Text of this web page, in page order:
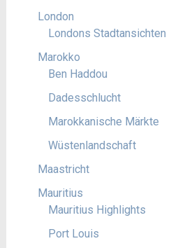
London
Londons Stadtansichten
Marokko
Ben Haddou
Dadesschlucht
Marokkanische Märkte
Wüstenlandschaft
Maastricht
Mauritius
Mauritius Highlights
Port Louis